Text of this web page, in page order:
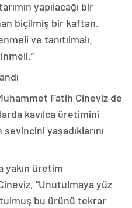
yapılacağı bir
biçilmiş bir kaftan.
ve tanıtılmalı.
Fatih Cineviz de
kavılca üretimini
yaşadıklarını
yakın üretim
“Unutulmaya yüz
bu ürünü tekrar